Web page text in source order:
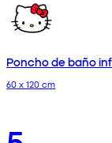
Poncho de baño
60 x 120 cm